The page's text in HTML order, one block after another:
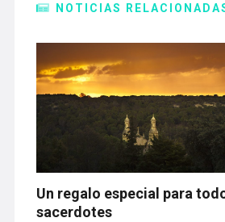
NOTICIAS
Un regalo especial para
sacerdotes